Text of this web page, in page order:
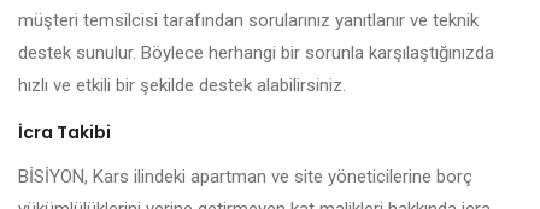
müşteri temsilcisi tarafından sorularınız yanıtlanır ve teknik
destek sunulur. Böylece herhangi bir sorunla karşılaştığınızda
hızlı ve etkili bir şekilde destek alabilirsiniz.
İcra Takibi
BİSİYON, Kars ilindeki apartman ve site yöneticilerine borç